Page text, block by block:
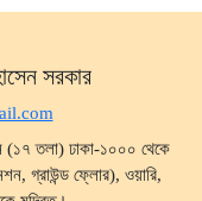
সরকার
(১৭ তলা) ঢাকা-১০০০ থেকে
গ্রাউন্ড ফ্লোর), ওয়ারি,